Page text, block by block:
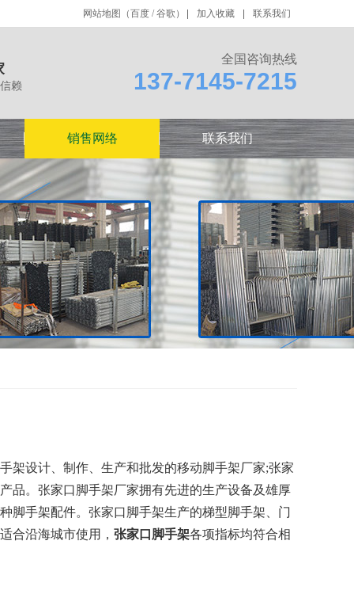
网站地图 （百度 /谷歌 ） 加入收藏 联系我们
赖
全国咨询热线
137-7145-7215
销售网络 联系我们
架设计、制作、生产和批发的移动脚手架厂家;张家
品。张家口脚手架厂家拥有先进的生产设备及雄厚
脚手架配件。张家口脚手架生产的梯型脚手架、门
合沿海城市使用， 张家口脚手架各项指标均符合相